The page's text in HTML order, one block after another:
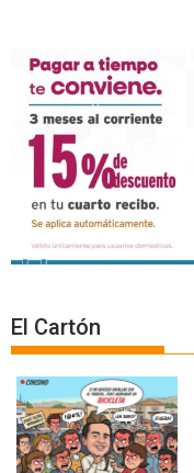
El Cartón